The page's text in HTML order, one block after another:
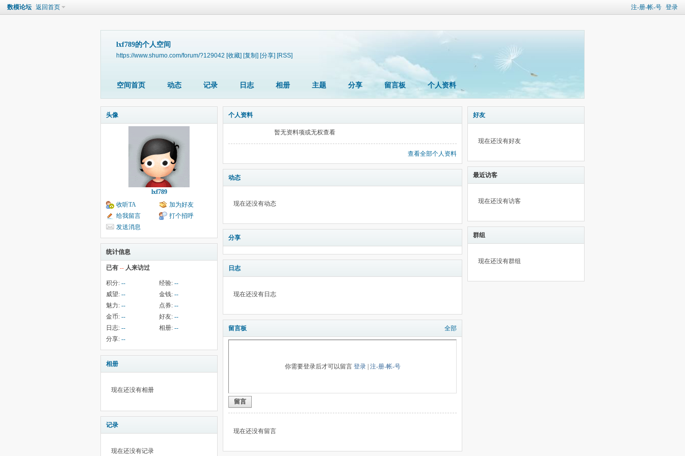
注-册-帐-号 登录
数模论坛 返回首页
lxf789的个人空间
https://www.shumo.com/forum/?129042 [收藏] [复制] [分享] [RSS]
空间首页 动态 记录 日志 相册 主题 分享 留言板 个人资料
头像
lxf789
收听TA
加为好友
给我留言
打个招呼
发送消息
统计信息
已有 -- 人来访过
积分: -- 经验: --
威望: -- 金钱: --
魅力: -- 点券: --
金币: -- 好友: --
日志: -- 相册: --
分享: --
相册
现在还没有相册
记录
现在还没有记录
个人资料
暂无资料项或无权查看
查看全部个人资料
动态
现在还没有动态
分享
日志
现在还没有日志
留言板 全部
你需要登录后才可以留言 登录| 注-册-帐-号
留言
现在还没有留言
好友
现在还没有好友
最近访客
现在还没有访客
群组
现在还没有群组